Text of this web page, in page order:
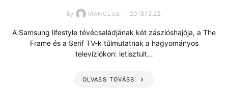
By MANCLUB 2018.12.22.
A Samsung lifestyle tévécsaládjának két zászlóshajója, a The
Frame és a Serif TV-k túlmutatnak a hagyományos
televíziókon: letisztult…
OLVASS TOVÁBB